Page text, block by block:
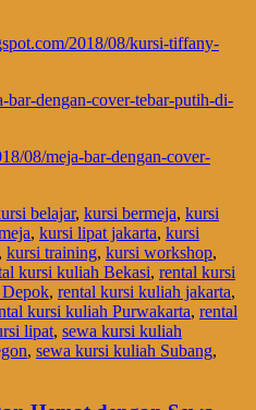
2018/08/kursi-tiffany-
bar-dengan-cover-tebar-putih-di-
08/meja-bar-dengan-cover-
belajar, kursi bermeja, kursi
, kursi lipat jakarta, kursi
, kursi training, kursi workshop,
kursi kuliah Bekasi, rental kursi
, rental kursi kuliah jakarta,
kursi kuliah Purwakarta, rental
lipat, sewa kursi kuliah
, sewa kursi kuliah Subang,